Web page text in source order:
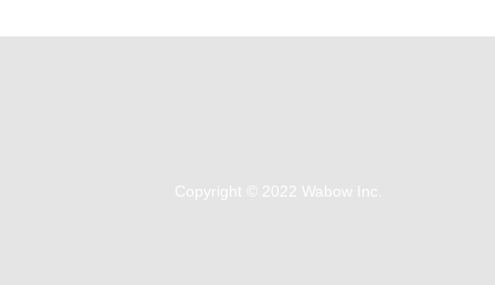
Copyright © 2022 Wabow Inc.